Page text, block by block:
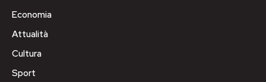
Economia
Attualità
Cultura
Sport